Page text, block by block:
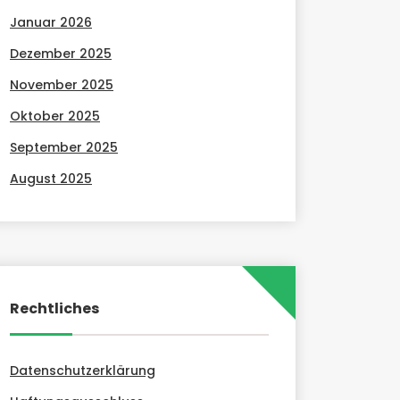
Januar 2026
Dezember 2025
November 2025
Oktober 2025
September 2025
August 2025
Rechtliches
Datenschutzerklärung